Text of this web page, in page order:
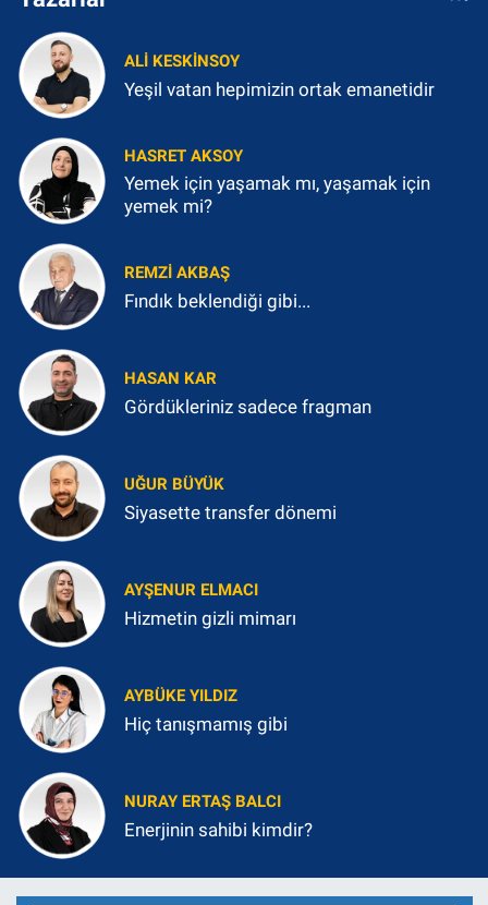
ALI KESKINSOY
Yeşil vatan hepimizin ortak emanetidir
HASRET AKSOY
Yemek için yaşamak mı, yaşamak için
yemek mi?
REMZI AKBAŞ
Fındık beklendiği gibi...
HASAN KAR
Gördükleriniz sadece fragman
UĞUR BÜYÜK
Siyasette transfer dönemi
AYŞENUR ELMACI
Hizmetin gizli mimarı
AYBÜKE YILDIZ
Hiç tanışmamış gibi
NURAY ERTAŞ BALCI
Enerjinin sahibi kimdir?